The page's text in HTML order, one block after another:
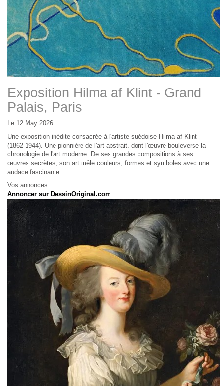
Exposition Hilma af Klint - Grand
Palais, Paris
Le 12 May 2026
Une exposition inédite consacrée à l'artiste suédoise Hilma af Klint
(1862-1944). Une pionnière de l'art abstrait, dont l'œuvre bouleverse la
chronologie de l'art moderne. De ses grandes compositions à ses
œuvres secrètes, son art mêle couleurs, formes et symboles avec une
audace fascinante.
Vos annonces
Annoncer sur DessinOriginal.com